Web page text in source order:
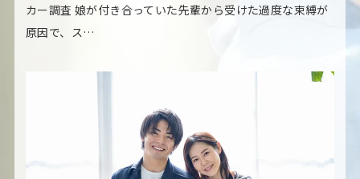
カー調査 娘が付き合っていた先輩から受けた過度な束縛が
原因で、ス…